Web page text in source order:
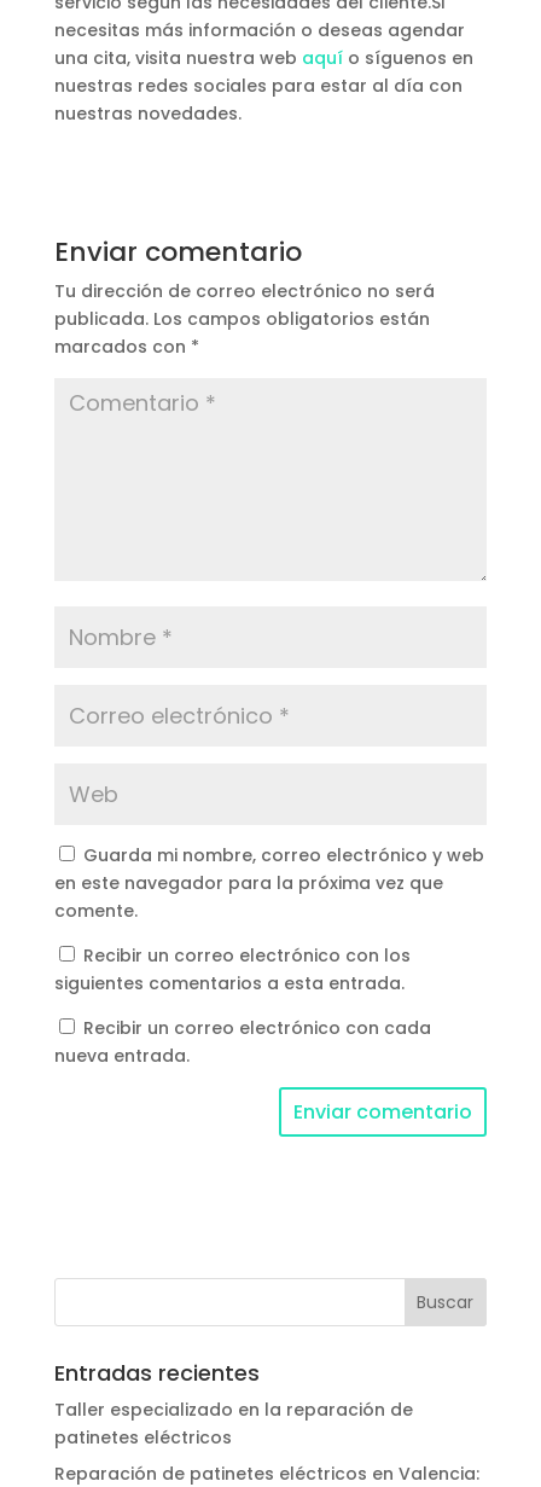
necesitas más información o deseas agendar
una cita, visita nuestra web aquío síguenos en
nuestras redes sociales para estar al día con
nuestras novedades.
Enviar comentario
Tu dirección de correo electrónico no será
publicada. Los campos obligatorios están
marcados con *
Guarda mi nombre, correo electrónico y web
en este navegador para la próxima vez que
comente.
Recibir un correo electrónico con los
siguientes comentarios a esta entrada.
Recibir un correo electrónico con cada
nueva entrada.
Entradas recientes
Taller especializado en la reparación de
patinetes eléctricos
Reparación de patinetes eléctricos en Valencia: